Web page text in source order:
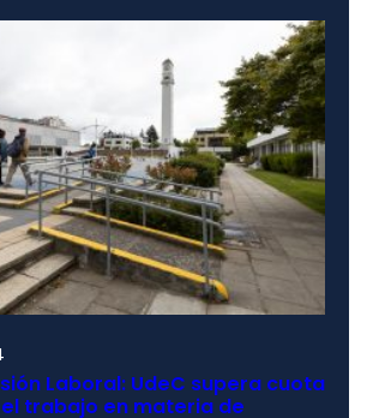
Laboral: UdeC supera cuota
trabajo en materia de